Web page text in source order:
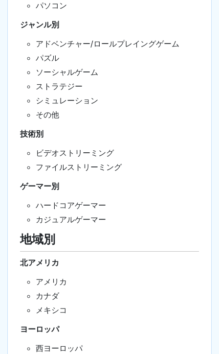
パソコン
ジャンル別
アドベンチャー/ロールプレイングゲーム
パズル
ソーシャルゲーム
ストラテジー
シミュレーション
その他
技術別
ビデオストリーミング
ファイルストリーミング
ゲーマー別
ハードコアゲーマー
カジュアルゲーマー
地域別
北アメリカ
アメリカ
カナダ
メキシコ
ヨーロッパ
西ヨーロッパ